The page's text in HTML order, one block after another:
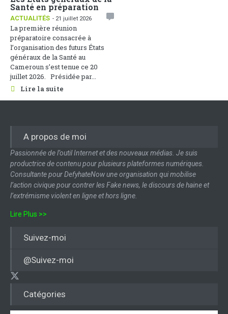
Santé en préparation
ACTUALITÉS - 21 juillet 2026
La première réunion
préparatoire consacrée à
l’organisation des futurs États
généraux de la Santé au
Cameroun s’est tenue ce 20
juillet 2026. Présidée par...
Lire la suite
Catégories
A propos de moi
Passionnée de l’outil Internet et des nouveaux médias. Je suis
productrice de contenu pour plusieurs plateformes numériques.
Consultante pour DefyhateNow une organisation qui mobilise
l’action civique pour contrer les Fake news, le discours de haine et
l’extrémisme violent en ligne et hors ligne.
Lire Plus >>
Suivez-moi
@Suivez-moi